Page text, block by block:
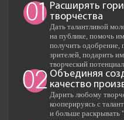
01 Расширять
творчества
Дать талантливой
на публике, помочь
получить одобрение,
зрителей, подарить
творческий потенциал
02 Объединяя
качество
Дарить любому
кооперируясь с
и больше раскрывать